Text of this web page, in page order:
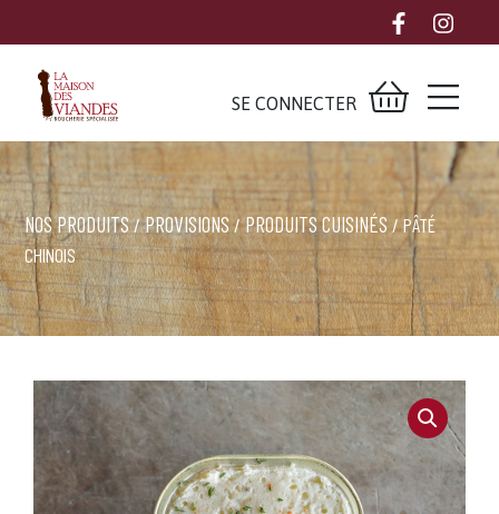
SE CONNECTER
NOS PRODUITS/PROVISIONS/PRODUITS CUISINÉS / PÂTÉ
CHINOIS